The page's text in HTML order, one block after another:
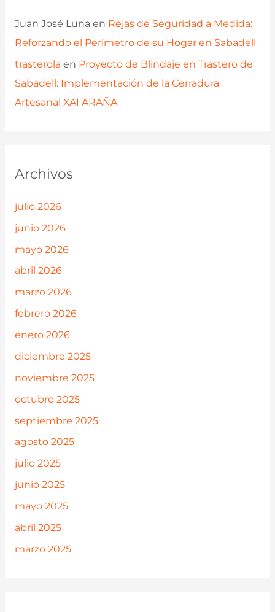
Juan José Luna en Rejas de Seguridad a Medida:
Reforzando el Perímetro de su Hogar en Sabadell
trasterola en Proyecto de Blindaje en Trastero de
Sabadell: Implementación de la Cerradura
Artesanal XAI ARAÑA
Archivos
julio 2026
junio 2026
mayo 2026
abril 2026
marzo 2026
febrero 2026
enero 2026
diciembre 2025
noviembre 2025
octubre 2025
septiembre 2025
agosto 2025
julio 2025
junio 2025
mayo 2025
abril 2025
marzo 2025